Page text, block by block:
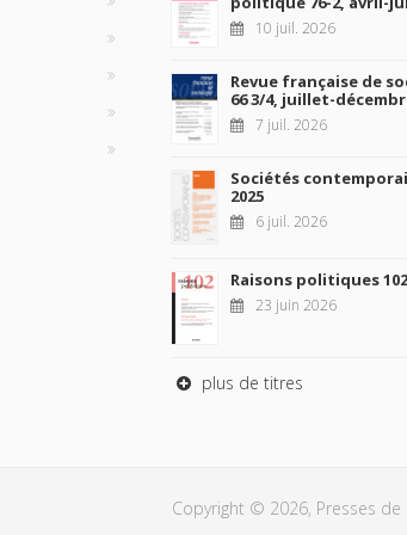
10 juil. 2026
Revue française de
66 3/4, juillet-
7 juil. 2026
Sociétés
2025
6 juil. 2026
Raisons politiques
23 juin 2026
plus de titres
Copyright © 2026, Presses de